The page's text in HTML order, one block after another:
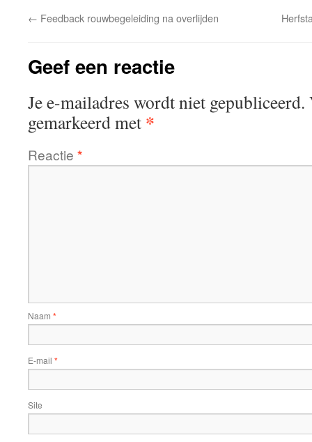
← Feedback rouwbegeleiding na overlijden
Geef een reactie
Je e-mailadres wordt niet gepubliceerd.
gemarkeerd met *
Reactie *
Naam *
E-mail *
Site